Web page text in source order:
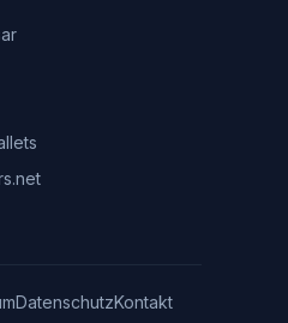
DatenschutzKontakt